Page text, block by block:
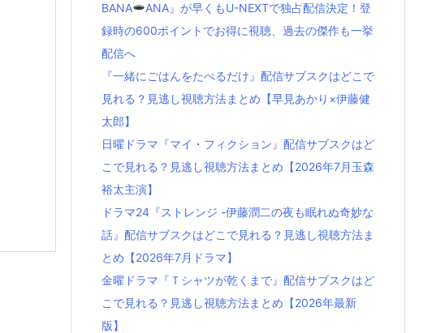
BANA
ANA』が早くもU-NEXTで独占配信決定！登
録時の600ポイントでお得に視聴、過去の傑作も一挙
配信へ
『一緒にごはんをたべるだけ』配信サブスクはどこで
見れる？見逃し視聴方法まとめ【早見あかり×伊藤健
太郎】
日曜ドラマ『マイ・フィクション』配信サブスクはど
こで見れる？見逃し視聴方法まとめ【2026年7月玉森
裕太主演】
ドラマ24『ストレンジ -伊藤潤二の夜も眠れぬ奇妙な
話』配信サブスクはどこで見れる？見逃し視聴方法ま
とめ【2026年7月ドラマ】
金曜ドラマ『Ｔシャツが乾くまで』配信サブスクはど
こで見れる？見逃し視聴方法まとめ【2026年最新
版】